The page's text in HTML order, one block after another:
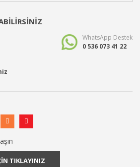
WhatsApp Destek
0 536 073 41 22
TIKLAYINIZ